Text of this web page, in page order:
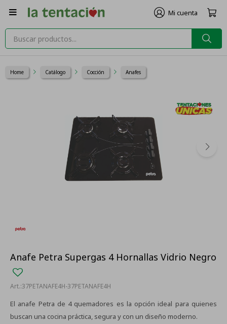

Home Catálogo Cocción Anafes
Anafe Petra Supergas 4 Hornallas Vidrio Negro
37PETANAFE4H-37PETANAFE4H
El anafe Petra de 4 quemadores es la opción ideal para quienes
buscan una cocina práctica, segura y con un diseño moderno.